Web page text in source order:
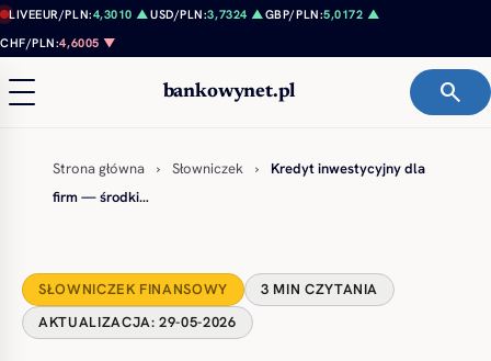
Przejdź do treści
LIVEEUR/PLN:4,3010 ▲USD/PLN:3,7324 ▲GBP/PLN:5,0172 ▲
CHF/PLN:4,6005 ▼
bankowynet.pl search
Strona główna › Słowniczek ›
Kredyt inwestycyjny dla
firm — środki…
SŁOWNICZEK FINANSOWY
3 MIN CZYTANIA
AKTUALIZACJA: 29-05-2026